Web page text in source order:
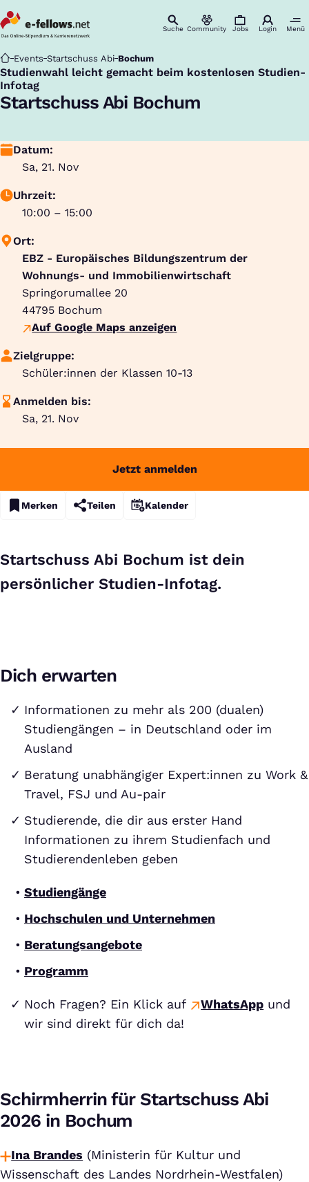
Suche Community Jobs Login Menü
Startseite
Events Startschuss Abi Bochum
Studienwahl leicht gemacht beim kostenlosen Studien-
Infotag
:
Startschuss Abi Bochum
Datum:
Sa, 21. Nov
Uhrzeit:
10:00 – 15:00
Ort:
EBZ - Europäisches Bildungszentrum der
Wohnungs- und Immobilienwirtschaft
Springorumallee 20
44795 Bochum
Auf Google Maps anzeigen
Zielgruppe:
Schüler:innen der Klassen 10-13
Anmelden bis:
Sa, 21. Nov
Jetzt anmelden
Merken Teilen Kalender
Startschuss Abi Bochum ist dein
persönlicher Studien-Infotag.
Dich erwarten
Informationen zu mehr als 200 (dualen)
Studiengängen – in Deutschland oder im
Ausland
Beratung unabhängiger Expert:innen zu Work &
Travel, FSJ und Au-pair
Studierende, die dir aus erster Hand
Informationen zu ihrem Studienfach und
Studierendenleben geben
Studiengänge
Hochschulen und Unternehmen
Beratungsangebote
Programm
Noch Fragen? Ein Klick auf WhatsApp und
wir sind direkt für dich da!
Schirmherrin für Startschuss Abi
2026 in Bochum
Ina Brandes (Ministerin für Kultur und
Wissenschaft des Landes Nordrhein-Westfalen)